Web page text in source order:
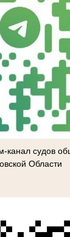
канал судов
Области